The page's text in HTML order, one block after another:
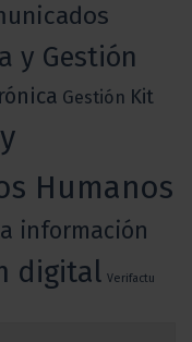
y Gestión
Gestión Kit
Humanos
información
digital Verifactu